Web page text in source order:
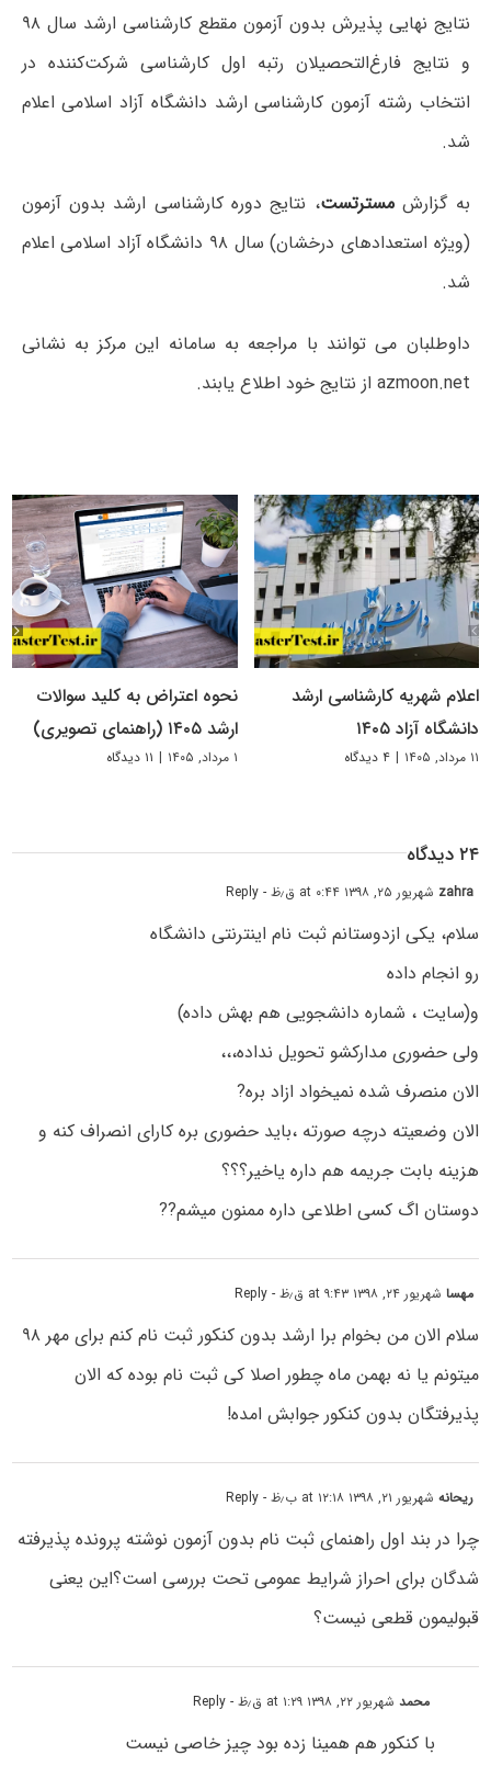
نتایج نهایی پذیرش بدون آزمون مقطع کارشناسی ارشد سال ۹۸
و نتایج فارغ‌التحصیلان رتبه اول کارشناسی شرکت‌کننده در
انتخاب رشته آزمون کارشناسی ارشد دانشگاه آزاد اسلامی اعلام
شد.
به گزارشمسترتست، نتایج دوره کارشناسی ارشد بدون آزمون
(ویژه استعدادهای درخشان) سال ۹۸ دانشگاه آزاد اسلامی اعلام
شد.
داوطلبان می توانند با مراجعه به سامانه این مرکز به نشانی
azmoon.net از نتایج خود اطلاع یابند.
اعلام شهریه کارشناسی ارشد
دانشگاه آزاد ۱۴۰۵
۱۱ مرداد, ۱۴۰۵ | ۴ دیدگاه
نحوه اعتراض به کلید سوالات
ارشد ۱۴۰۵ (راهنمای تصویری)
۱ مرداد, ۱۴۰۵ | ۱۱ دیدگاه
۲۴ دیدگاه
zahra شهریور ۲۵, ۱۳۹۸ at ۰:۴۴ ق٫ظ - Reply
سلام، یکی ازدوستانم ثبت نام اینترنتی دانشگاه
رو انجام داده
و(سایت ، شماره دانشجویی هم بهش داده)
ولی حضوری مدارکشو تحویل نداده،،،
الان منصرف شده نمیخواد ازاد بره?
الان وضعیته درچه صورته ،باید حضوری بره کارای انصراف کنه و
هزینه بابت جریمه هم داره یاخیر؟؟؟
دوستان اگ کسی اطلاعی داره ممنون میشم??
مهساشهریور ۲۴, ۱۳۹۸ at ۹:۴۳ ق٫ظ - Reply
سلام الان من بخوام برا ارشد بدون کنکور ثبت نام کنم برای مهر ۹۸
میتونم یا نه بهمن ماه چطور اصلا کی ثبت نام بوده که الان
پذیرفتگان بدون کنکور جوابش امده!
ریحانهشهریور ۲۱, ۱۳۹۸ at ۱۲:۱۸ ب٫ظ - Reply
چرا در بند اول راهنمای ثبت نام بدون آزمون نوشته پرونده پذیرفته
شدگان برای احراز شرایط عمومی تحت بررسی است؟این یعنی
قبولیمون قطعی نیست؟
محمدشهریور ۲۲, ۱۳۹۸ at ۱:۲۹ ق٫ظ - Reply
با کنکور هم همینا زده بود چیز خاصی نیست